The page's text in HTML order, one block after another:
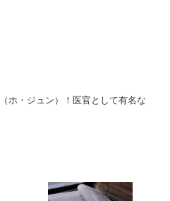
ホ・ジュン）！医官として有名な